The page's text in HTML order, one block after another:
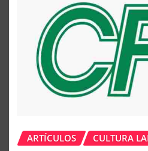
ARTÍCULOS CULTURA